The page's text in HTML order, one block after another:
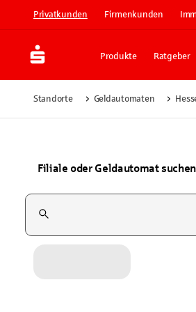
Privatkunden Firmenkunden
Produkte Ratgeber
Standorte Geldautomaten
Filiale oder Geldautomat suchen
Suchfeld